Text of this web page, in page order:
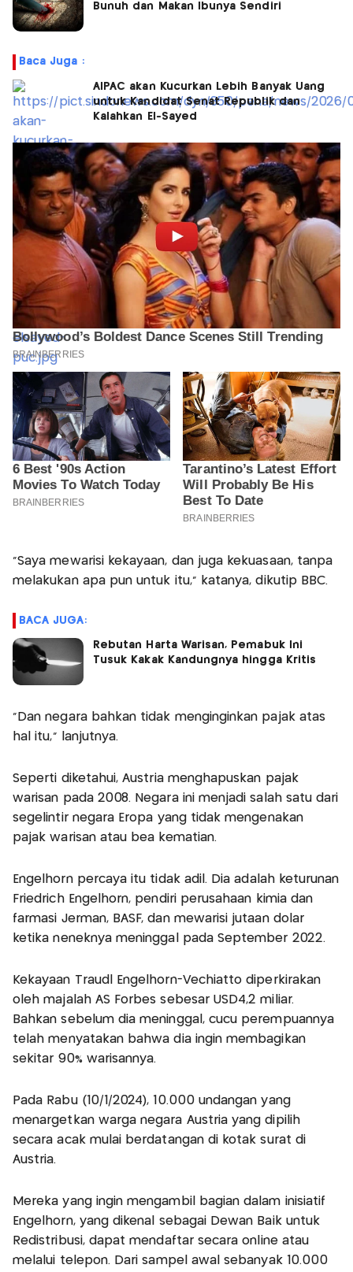
Bunuh dan Makan Ibunya Sendiri
Baca Juga :
AIPAC akan Kucurkan Lebih Banyak Uang
untuk Kandidat Senat Republik dan
Kalahkan El-Sayed
“Saya mewarisi kekayaan, dan juga kekuasaan, tanpa
melakukan apa pun untuk itu,” katanya, dikutip BBC.
BACA JUGA:
Rebutan Harta Warisan, Pemabuk Ini
Tusuk Kakak Kandungnya hingga Kritis
“Dan negara bahkan tidak menginginkan pajak atas
hal itu,” lanjutnya.
Seperti diketahui, Austria menghapuskan pajak
warisan pada 2008. Negara ini menjadi salah satu dari
segelintir negara Eropa yang tidak mengenakan
pajak warisan atau bea kematian.
Engelhorn percaya itu tidak adil. Dia adalah keturunan
Friedrich Engelhorn, pendiri perusahaan kimia dan
farmasi Jerman, BASF, dan mewarisi jutaan dolar
ketika neneknya meninggal pada September 2022.
Kekayaan Traudl Engelhorn-Vechiatto diperkirakan
oleh majalah AS Forbes sebesar USD4,2 miliar.
Bahkan sebelum dia meninggal, cucu perempuannya
telah menyatakan bahwa dia ingin membagikan
sekitar 90% warisannya.
Pada Rabu (10/1/2024), 10.000 undangan yang
menargetkan warga negara Austria yang dipilih
secara acak mulai berdatangan di kotak surat di
Austria.
Mereka yang ingin mengambil bagian dalam inisiatif
Engelhorn, yang dikenal sebagai Dewan Baik untuk
Redistribusi, dapat mendaftar secara online atau
melalui telepon. Dari sampel awal sebanyak 10.000